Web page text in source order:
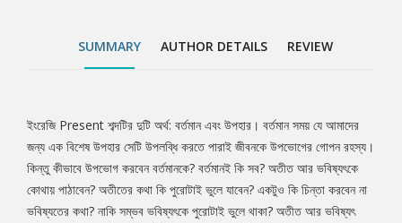
SUMMARY AUTHOR DETAILS REVIEW
Tab
Article
ইংরেজি Present শব্দটির দুটি অর্থ: বর্তমান এবং উপহার। বর্তমান সময় যে আমাদের
জন্য এক বিশেষ উপহার সেটি উপলব্ধি করতে পারাই জীবনকে উপভোগের গোপন রহস্য।
কিন্তু কীভাবে উপভোগ করবেন বর্তমানকে? বর্তমানই কি সব? অতীত আর ভবিষ্যৎকে
কোথায় পাঠাবেন? অতীতের কথা কি পুরোটাই ভুলে যাবেন? একটুও কি চিন্তা করবেন না
ভবিষ্যতের কথা? নাকি সম্ভব ভবিষ্যৎকে পুরোটাই ভুলে থাকা? অতীত আর ভবিষ্যৎ